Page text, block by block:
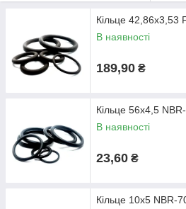
Кільце 42,86х3,53
В наявності
189,90 ₴
Кільце 56х4,5
В наявності
23,60 ₴
Кільце 10х5 NBR-